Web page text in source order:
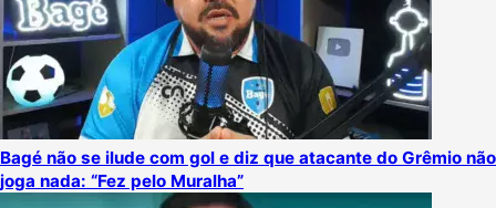
Bagé não se ilude com gol e diz que atacante do Grêmio não
joga nada: “Fez pelo Muralha”